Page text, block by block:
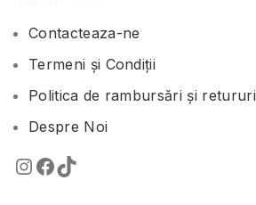
Contacteaza-ne
Termeni și Condiții
Politica de rambursări și retururi
Despre Noi